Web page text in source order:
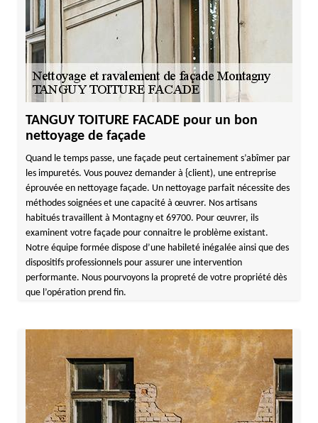
TANGUY TOITURE FACADE pour un bon
nettoyage de façade
Quand le temps passe, une façade peut certainement s’abîmer par
les impuretés. Vous pouvez demander à {client), une entreprise
éprouvée en nettoyage façade. Un nettoyage parfait nécessite des
méthodes soignées et une capacité à œuvrer. Nos artisans
habitués travaillent à Montagny et 69700. Pour œuvrer, ils
examinent votre façade pour connaitre le problème existant.
Notre équipe formée dispose d’une habileté inégalée ainsi que des
dispositifs professionnels pour assurer une intervention
performante. Nous pourvoyons la propreté de votre propriété dès
que l’opération prend fin.